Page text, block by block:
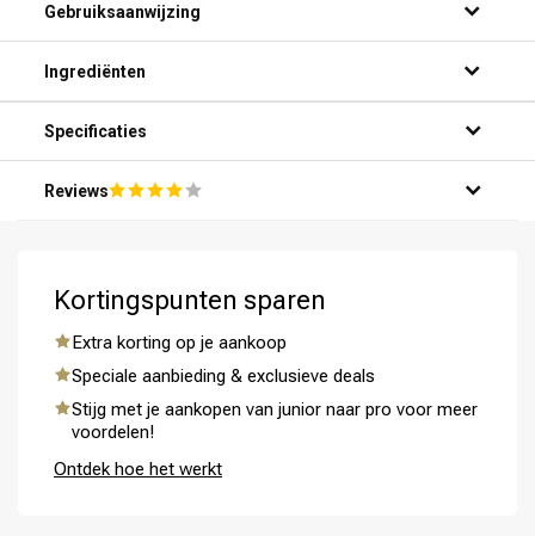
Gebruiksaanwijzing
Ingrediënten
Specificaties
Reviews
Kortingspunten sparen
Extra korting op je aankoop
Speciale aanbieding & exclusieve deals
Stijg met je aankopen van junior naar pro voor meer
voordelen!
Ontdek hoe het werkt